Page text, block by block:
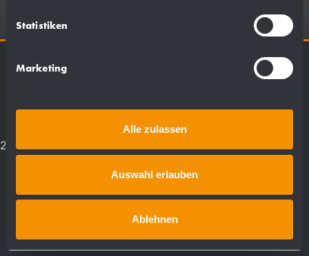
Statistiken
Marketing
Alle zulassen
Auswahl erlauben
Ablehnen
©
Ernst Wagner GmbH & Co. KG
2026